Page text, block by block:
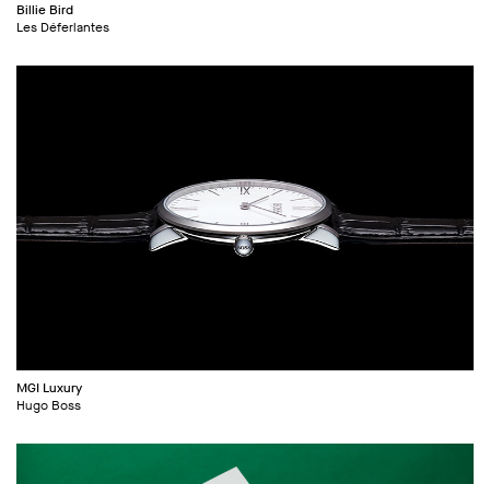
Billie Bird
Les Déferlantes
MGI Luxury
Hugo Boss